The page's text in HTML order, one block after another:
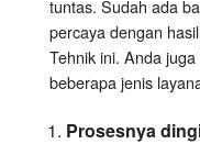
tuntas. Sudah ada
percaya dengan
Tehnik ini. Anda
beberapa jenis
Prosesnya